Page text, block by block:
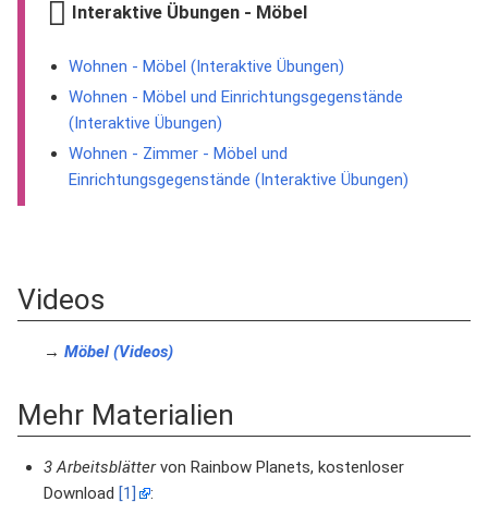
Interaktive Übungen - Möbel
Wohnen - Möbel (Interaktive Übungen)
Wohnen - Möbel und Einrichtungsgegenstände
(Interaktive Übungen)
Wohnen - Zimmer - Möbel und
Einrichtungsgegenstände (Interaktive Übungen)
Videos
→ Möbel (Videos)
Mehr Materialien
3 Arbeitsblättervon Rainbow Planets, kostenloser
Download [1]
: